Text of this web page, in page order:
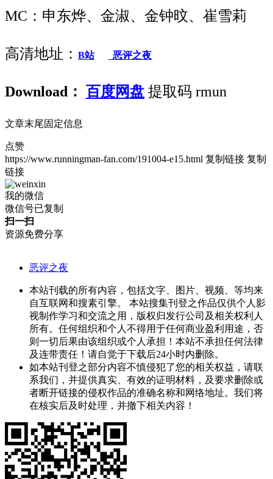
MC：申东烨、金淑、金钟旼、崔雪莉
高清地址： B站 恶评之夜
Download： 百度网盘 提取码 rmun
文章末尾固定信息
点赞
https://www.runningman-fan.com/191004-e15.html 复制链接 复制
链接
我的微信
微信号已复制
扫一扫
资源免费分享
恶评之夜
本站刊载的所有内容，包括文字、图片、视频、等均来
自互联网和搜素引擎。 本站搜集刊登之作品仅供个人影
视制作学习和交流之用，版权归发行公司及相关权利人
所有。任何组织和个人不得用于任何商业盈利用途，否
则一切后果由该组织或个人承担！本站不承担任何法律
及连带责任！请自觉于下载后24小时内删除。
如本站刊登之部分内容不慎侵犯了您的相关权益，请联
系我们，并提供真实、有效的证明材料，及要求删除或
者断开链接的侵权作品的准确名称和网络地址。我们将
在核实后及时处理，并撤下相关内容！